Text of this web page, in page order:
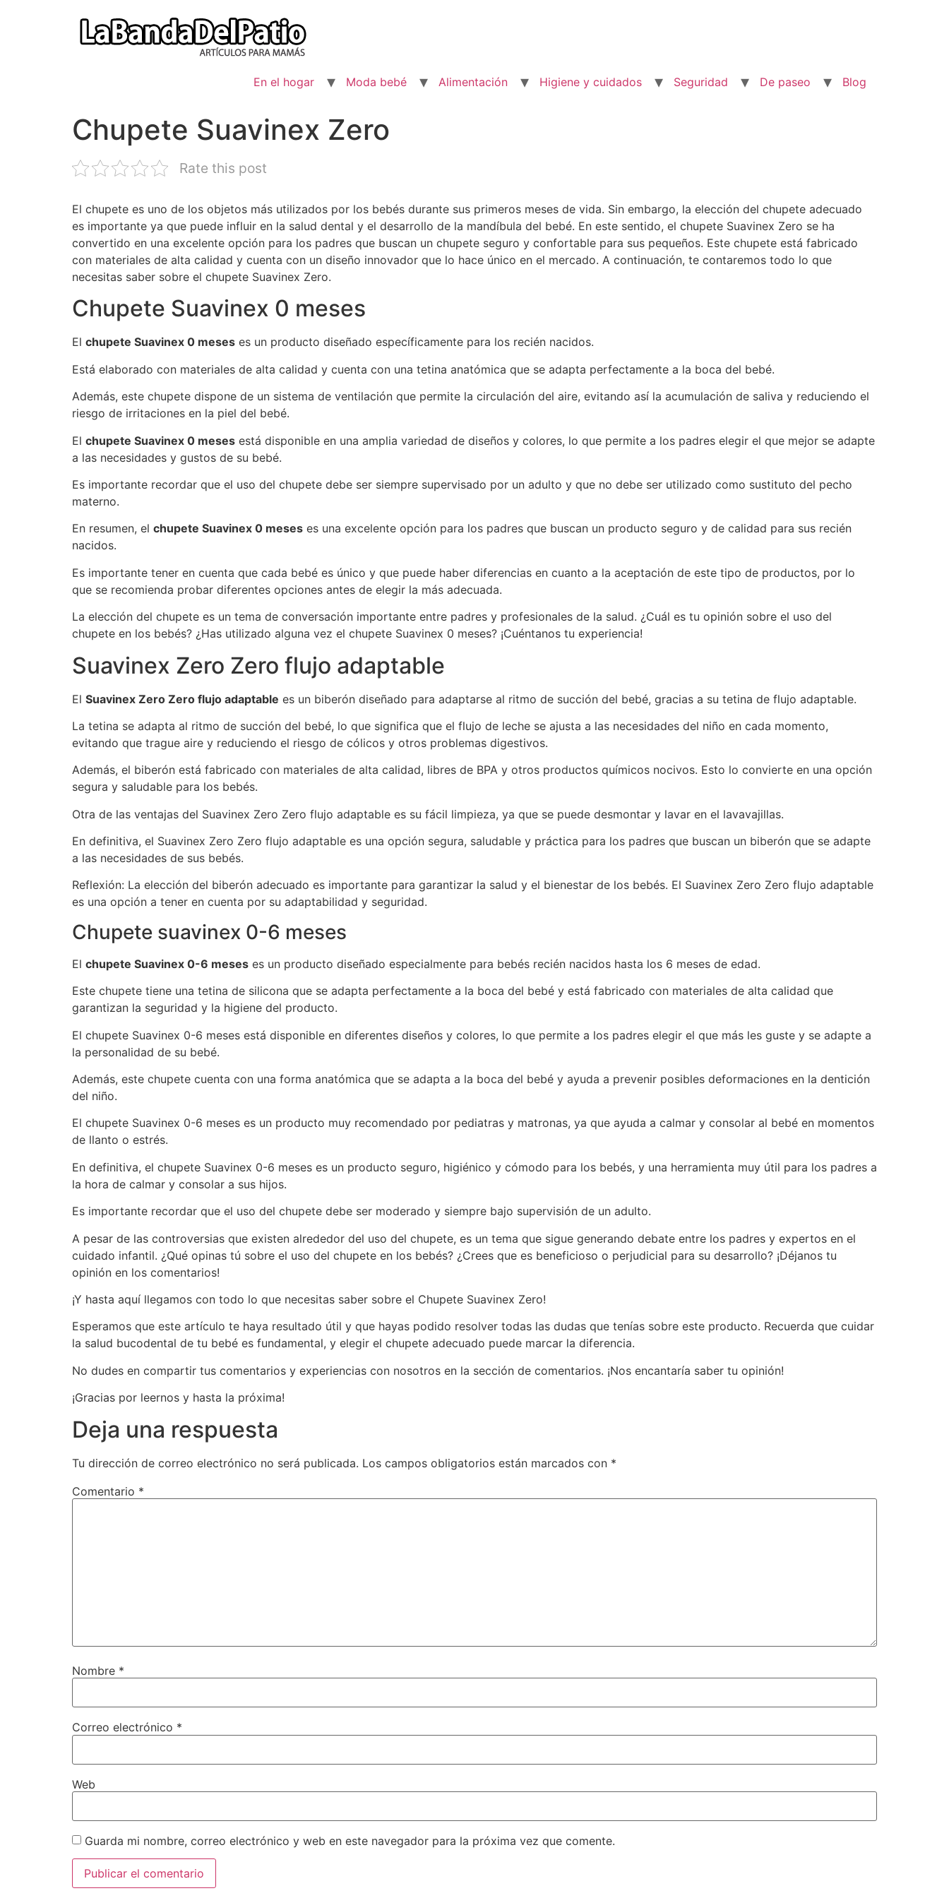
En el hogar Moda bebé Alimentación Higiene y cuidados Seguridad De paseo Blog
Chupete Suavinex Zero
Rate this post
El chupete es uno de los objetos más utilizados por los bebés durante sus primeros meses de vida. Sin embargo, la elección del chupete adecuado
es importante ya que puede influir en la salud dental y el desarrollo de la mandíbula del bebé. En este sentido, el chupete Suavinex Zero se ha
convertido en una excelente opción para los padres que buscan un chupete seguro y confortable para sus pequeños. Este chupete está fabricado
con materiales de alta calidad y cuenta con un diseño innovador que lo hace único en el mercado. A continuación, te contaremos todo lo que
necesitas saber sobre el chupete Suavinex Zero.
Chupete Suavinex 0 meses
El chupete Suavinex 0 meses es un producto diseñado específicamente para los recién nacidos.
Está elaborado con materiales de alta calidad y cuenta con una tetina anatómica que se adapta perfectamente a la boca del bebé.
Además, este chupete dispone de un sistema de ventilación que permite la circulación del aire, evitando así la acumulación de saliva y reduciendo el
riesgo de irritaciones en la piel del bebé.
El chupete Suavinex 0 meses está disponible en una amplia variedad de diseños y colores, lo que permite a los padres elegir el que mejor se adapte
a las necesidades y gustos de su bebé.
Es importante recordar que el uso del chupete debe ser siempre supervisado por un adulto y que no debe ser utilizado como sustituto del pecho
materno.
En resumen, el chupete Suavinex 0 meses es una excelente opción para los padres que buscan un producto seguro y de calidad para sus recién
nacidos.
Es importante tener en cuenta que cada bebé es único y que puede haber diferencias en cuanto a la aceptación de este tipo de productos, por lo
que se recomienda probar diferentes opciones antes de elegir la más adecuada.
La elección del chupete es un tema de conversación importante entre padres y profesionales de la salud. ¿Cuál es tu opinión sobre el uso del
chupete en los bebés? ¿Has utilizado alguna vez el chupete Suavinex 0 meses? ¡Cuéntanos tu experiencia!
Suavinex Zero Zero flujo adaptable
El Suavinex Zero Zero flujo adaptable es un biberón diseñado para adaptarse al ritmo de succión del bebé, gracias a su tetina de flujo adaptable.
La tetina se adapta al ritmo de succión del bebé, lo que significa que el flujo de leche se ajusta a las necesidades del niño en cada momento,
evitando que trague aire y reduciendo el riesgo de cólicos y otros problemas digestivos.
Además, el biberón está fabricado con materiales de alta calidad, libres de BPA y otros productos químicos nocivos. Esto lo convierte en una opción
segura y saludable para los bebés.
Otra de las ventajas del Suavinex Zero Zero flujo adaptable es su fácil limpieza, ya que se puede desmontar y lavar en el lavavajillas.
En definitiva, el Suavinex Zero Zero flujo adaptable es una opción segura, saludable y práctica para los padres que buscan un biberón que se adapte
a las necesidades de sus bebés.
Reflexión: La elección del biberón adecuado es importante para garantizar la salud y el bienestar de los bebés. El Suavinex Zero Zero flujo adaptable
es una opción a tener en cuenta por su adaptabilidad y seguridad.
Chupete suavinex 0-6 meses
El chupete Suavinex 0-6 meses es un producto diseñado especialmente para bebés recién nacidos hasta los 6 meses de edad.
Este chupete tiene una tetina de silicona que se adapta perfectamente a la boca del bebé y está fabricado con materiales de alta calidad que
garantizan la seguridad y la higiene del producto.
El chupete Suavinex 0-6 meses está disponible en diferentes diseños y colores, lo que permite a los padres elegir el que más les guste y se adapte a
la personalidad de su bebé.
Además, este chupete cuenta con una forma anatómica que se adapta a la boca del bebé y ayuda a prevenir posibles deformaciones en la dentición
del niño.
El chupete Suavinex 0-6 meses es un producto muy recomendado por pediatras y matronas, ya que ayuda a calmar y consolar al bebé en momentos
de llanto o estrés.
En definitiva, el chupete Suavinex 0-6 meses es un producto seguro, higiénico y cómodo para los bebés, y una herramienta muy útil para los padres a
la hora de calmar y consolar a sus hijos.
Es importante recordar que el uso del chupete debe ser moderado y siempre bajo supervisión de un adulto.
A pesar de las controversias que existen alrededor del uso del chupete, es un tema que sigue generando debate entre los padres y expertos en el
cuidado infantil. ¿Qué opinas tú sobre el uso del chupete en los bebés? ¿Crees que es beneficioso o perjudicial para su desarrollo? ¡Déjanos tu
opinión en los comentarios!
¡Y hasta aquí llegamos con todo lo que necesitas saber sobre el Chupete Suavinex Zero!
Esperamos que este artículo te haya resultado útil y que hayas podido resolver todas las dudas que tenías sobre este producto. Recuerda que cuidar
la salud bucodental de tu bebé es fundamental, y elegir el chupete adecuado puede marcar la diferencia.
No dudes en compartir tus comentarios y experiencias con nosotros en la sección de comentarios. ¡Nos encantaría saber tu opinión!
¡Gracias por leernos y hasta la próxima!
Deja una respuesta
Tu dirección de correo electrónico no será publicada. Los campos obligatorios están marcados con *
Comentario *
Nombre *
Correo electrónico *
Web
Guarda mi nombre, correo electrónico y web en este navegador para la próxima vez que comente.